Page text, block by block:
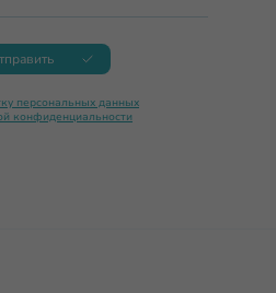
персональных данных
конфиденциальности